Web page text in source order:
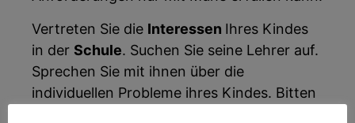
Vertreten Sie die Interessen Ihres Kindes
in der Schule. Suchen Sie seine Lehrer auf.
Sprechen Sie mit ihnen über die
individuellen Probleme ihres Kindes. Bitten